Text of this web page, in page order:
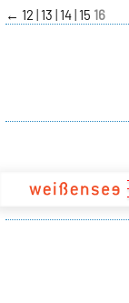
zum
Inhalt
← 12 13 14 15 16